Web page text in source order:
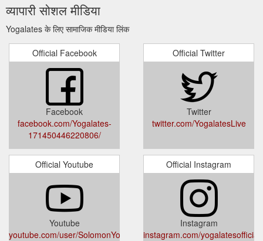
व्यापारी सोशल मीडिया
Yogalates के लिए सामाजिक मीडिया लिंक
Official Facebook
Facebook
facebook.com/Yogalates-
171450446220806/
Official Twitter
Twitter
twitter.com/YogalatesLive
Official Youtube
Youtube
youtube.com/user/SolomonYogalates
Official Instagram
Instagram
instagram.com/yogalatesofficial/